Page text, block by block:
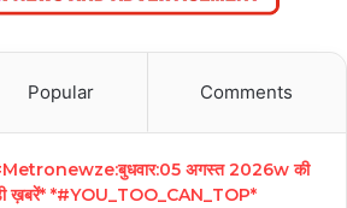
Popular Comments
अगस्त 2026w की
ख़बरें* *#YOU_TOO_CAN_TOP*